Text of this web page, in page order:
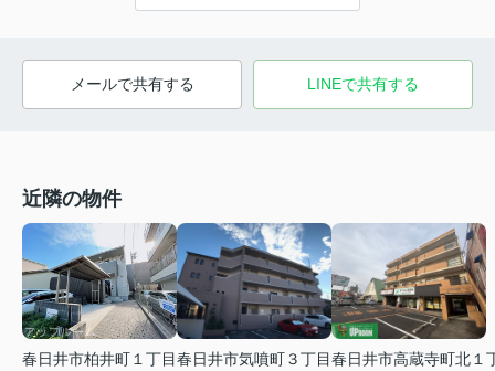
メールで共有する LINEで共有する
近隣の物件
春日井市柏井町１丁目春日井市気噴町３丁目春日井市高蔵寺町北１